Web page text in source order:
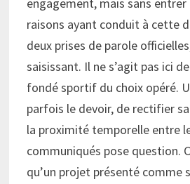
engagement, mais sans
raisons ayant conduit à cette
deux prises de parole
saisissant. Il ne s’agit pas ici
fondé sportif du choix opéré.
parfois le devoir, de rectifier
la proximité temporelle entre
communiqués pose question.
qu’un projet présenté